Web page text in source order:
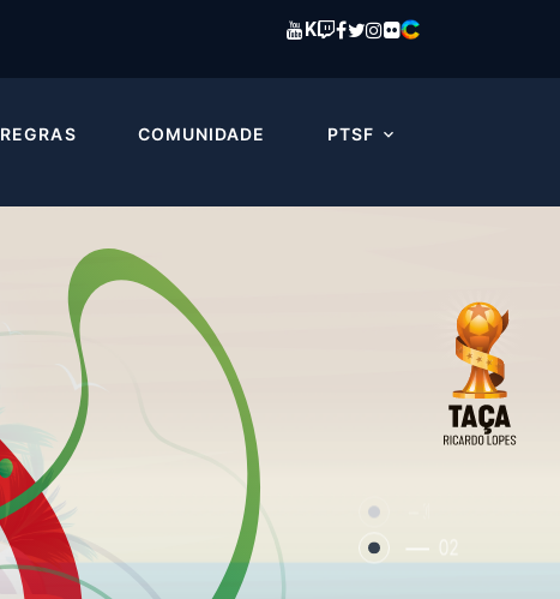
K
REGRAS COMUNIDADE PTSF
02